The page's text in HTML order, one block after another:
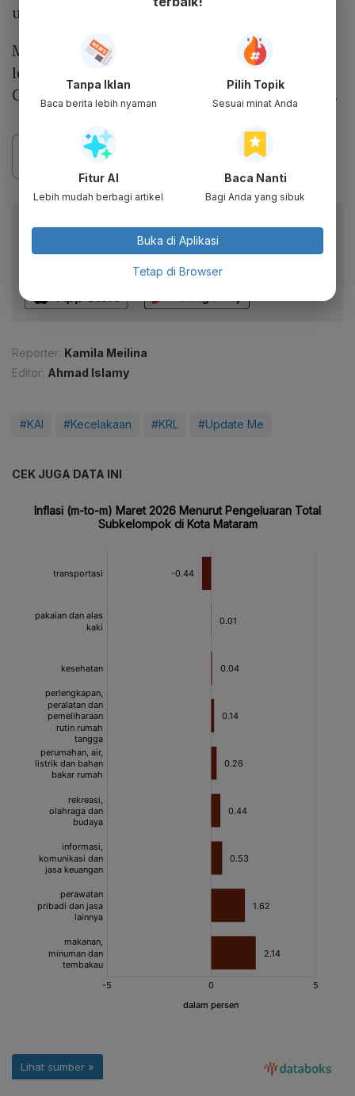
ujarnya.
Masyarakat yang membutuhkan informasi
lebih lanjut dapat menghubungi Contact
Center KAI 121 atau kanal resmi perusahaan.
Dapatkan pengalaman membaca lebih nyaman dan nikmati
Reporter: Kamila Meilina
Editor: Ahmad Islamy
#KAI #Kecelakaan #KRL #Update Me
CEK JUGA DATA INI
Tanpa Iklan
Baca berita lebih nyaman
Pilih Topik
Sesuai minat Anda
Fitur AI
Lebih mudah berbagi artikel
Baca Nanti
Bagi Anda yang sibuk
Buka di Aplikasi
Tetap di Browser